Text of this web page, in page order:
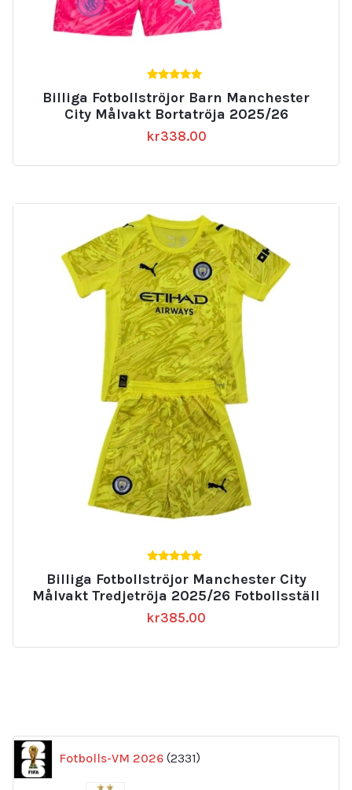
av 5
Billiga Fotbollströjor Barn Manchester
City Målvakt Bortatröja 2025/26
kr338.00
av 5
Billiga Fotbollströjor Manchester City
Målvakt Tredjetröja 2025/26 Fotbollsställ
kr385.00
Fotbolls-VM 2026 2331
produkter